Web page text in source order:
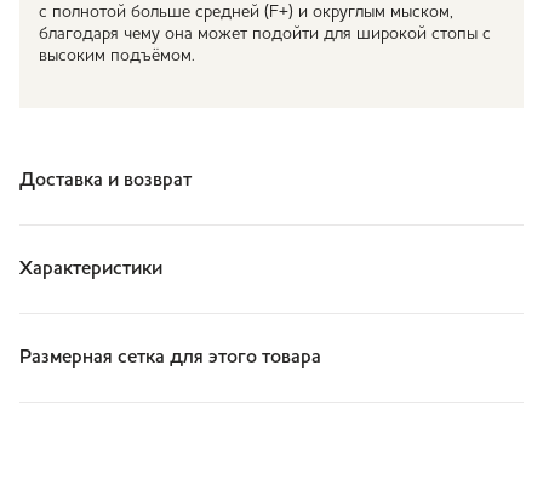
с полнотой больше средней (F+) и округлым мыском,
благодаря чему она может подойти для широкой стопы с
высоким подъёмом.
Доставка и возврат
Характеристики
Размерная сетка для этого товара